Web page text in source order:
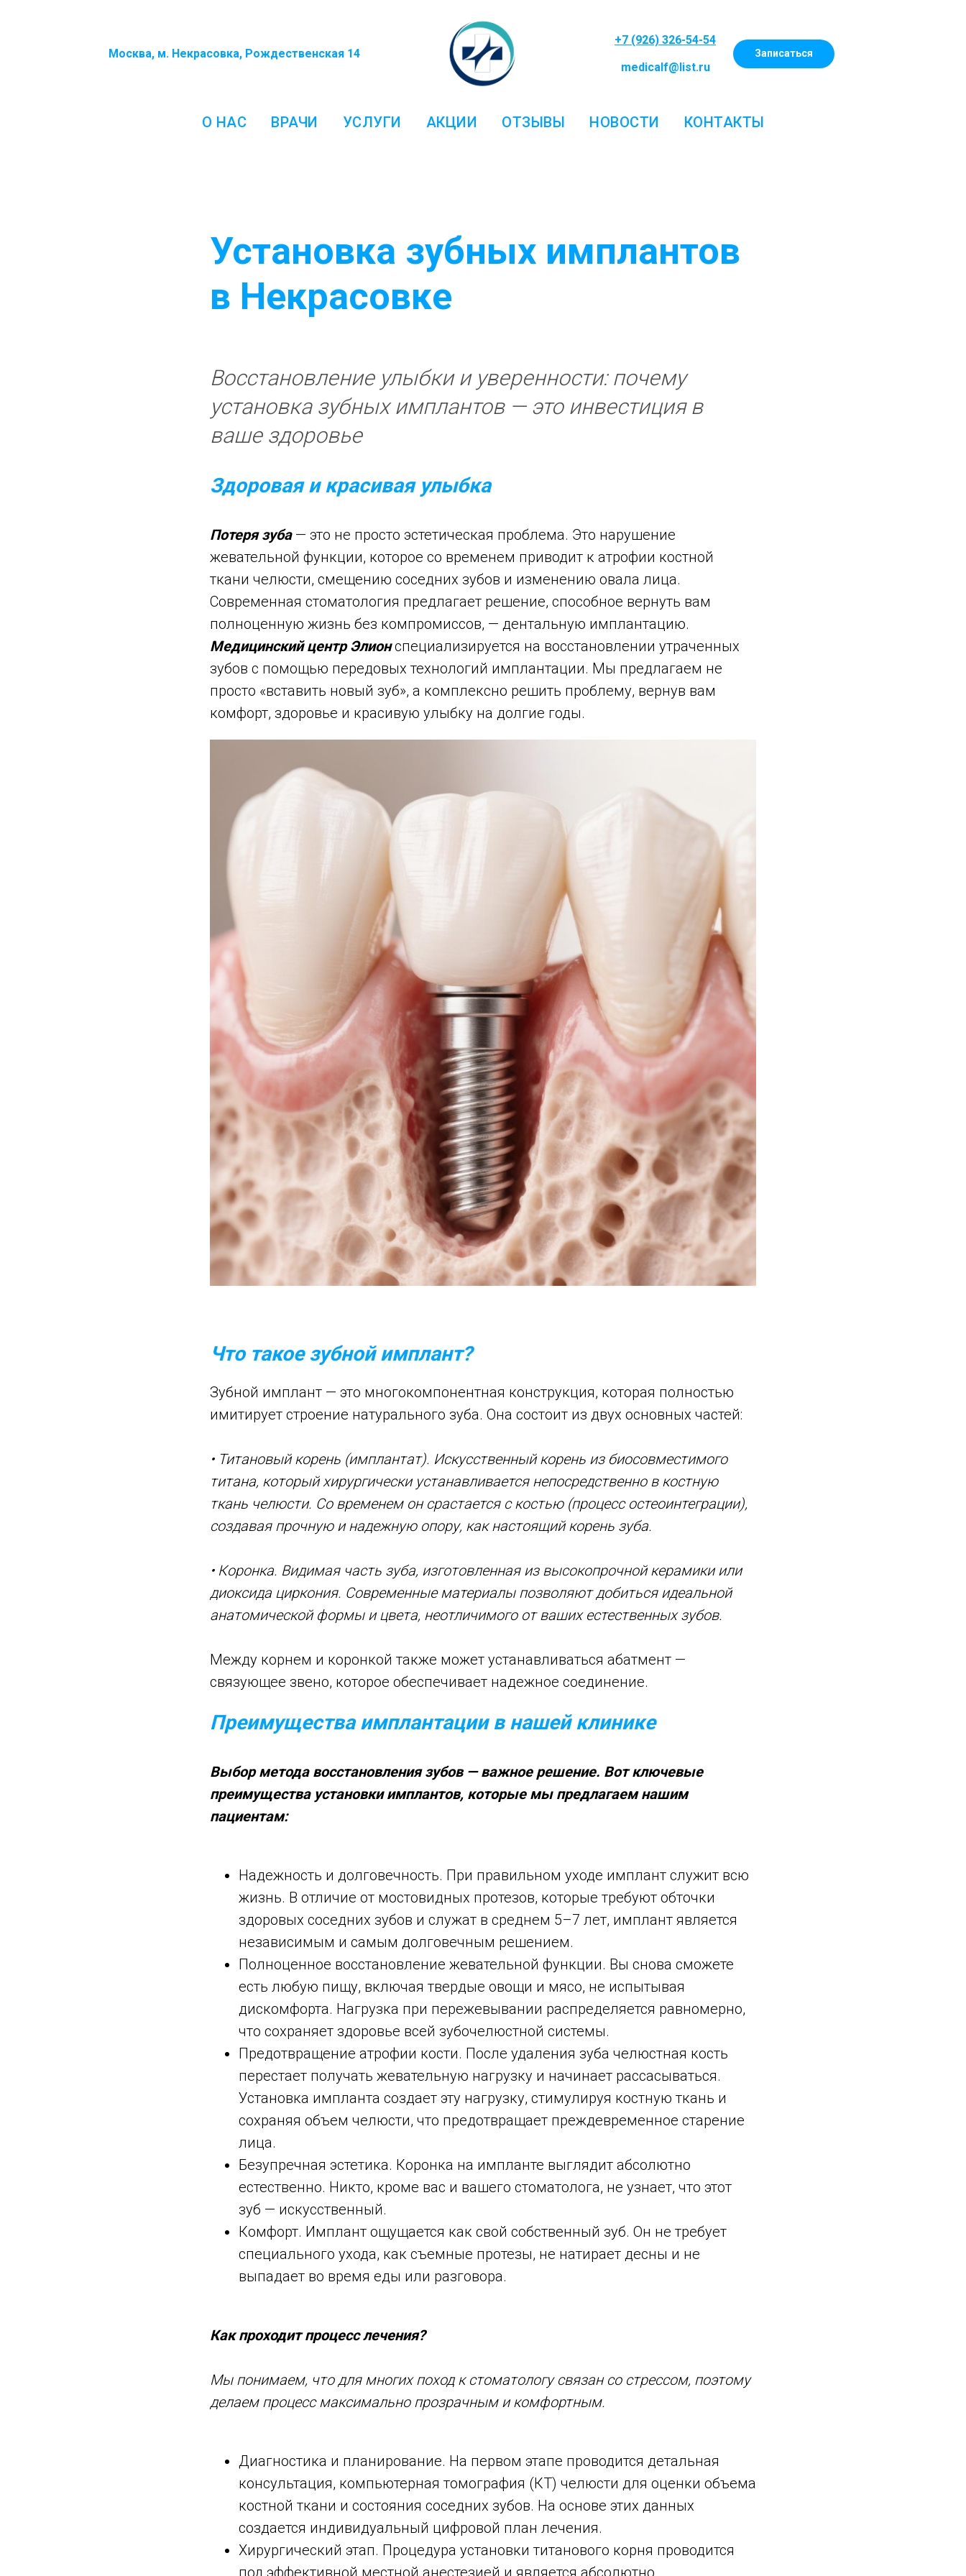
Москва, м. Некрасовка, Рождественская 14
+7 (926) 326-54-54
medicalf@list.ru
Записаться
О НАС ВРАЧИ УСЛУГИ АКЦИИ ОТЗЫВЫ НОВОСТИ КОНТАКТЫ
Установка зубных имплантов
в Некрасовке
Восстановление улыбки и уверенности: почему
установка зубных имплантов — это инвестиция в
ваше здоровье
Здоровая и красивая улыбка
Потеря зуба— это не просто эстетическая проблема. Это нарушение
жевательной функции, которое со временем приводит к атрофии костной
ткани челюсти, смещению соседних зубов и изменению овала лица.
Современная стоматология предлагает решение, способное вернуть вам
полноценную жизнь без компромиссов, — дентальную имплантацию.
Медицинский центр Элионспециализируется на восстановлении утраченных
зубов с помощью передовых технологий имплантации. Мы предлагаем не
просто «вставить новый зуб», а комплексно решить проблему, вернув вам
комфорт, здоровье и красивую улыбку на долгие годы.
Что такое зубной имплант?
Зубной имплант — это многокомпонентная конструкция, которая полностью
имитирует строение натурального зуба. Она состоит из двух основных частей:
• Титановый корень (имплантат). Искусственный корень из биосовместимого
титана, который хирургически устанавливается непосредственно в костную
ткань челюсти. Со временем он срастается с костью (процесс остеоинтеграции),
создавая прочную и надежную опору, как настоящий корень зуба.
• Коронка. Видимая часть зуба, изготовленная из высокопрочной керамики или
диоксида циркония. Современные материалы позволяют добиться идеальной
анатомической формы и цвета, неотличимого от ваших естественных зубов.
Между корнем и коронкой также может устанавливаться абатмент —
связующее звено, которое обеспечивает надежное соединение.
Преимущества имплантации в нашей клинике
Выбор метода восстановления зубов — важное решение. Вот ключевые
преимущества установки имплантов, которые мы предлагаем нашим
пациентам:
Надежность и долговечность. При правильном уходе имплант служит всю
жизнь. В отличие от мостовидных протезов, которые требуют обточки
здоровых соседних зубов и служат в среднем 5–7 лет, имплант является
независимым и самым долговечным решением.
Полноценное восстановление жевательной функции. Вы снова сможете
есть любую пищу, включая твердые овощи и мясо, не испытывая
дискомфорта. Нагрузка при пережевывании распределяется равномерно,
что сохраняет здоровье всей зубочелюстной системы.
Предотвращение атрофии кости. После удаления зуба челюстная кость
перестает получать жевательную нагрузку и начинает рассасываться.
Установка импланта создает эту нагрузку, стимулируя костную ткань и
сохраняя объем челюсти, что предотвращает преждевременное старение
лица.
Безупречная эстетика. Коронка на импланте выглядит абсолютно
естественно. Никто, кроме вас и вашего стоматолога, не узнает, что этот
зуб — искусственный.
Комфорт. Имплант ощущается как свой собственный зуб. Он не требует
специального ухода, как съемные протезы, не натирает десны и не
выпадает во время еды или разговора.
Как проходит процесс лечения?
Мы понимаем, что для многих поход к стоматологу связан со стрессом, поэтому
делаем процесс максимально прозрачным и комфортным.
Диагностика и планирование. На первом этапе проводится детальная
консультация, компьютерная томография (КТ) челюсти для оценки объема
костной ткани и состояния соседних зубов. На основе этих данных
создается индивидуальный цифровой план лечения.
Хирургический этап. Процедура установки титанового корня проводится
под эффективной местной анестезией и является абсолютно